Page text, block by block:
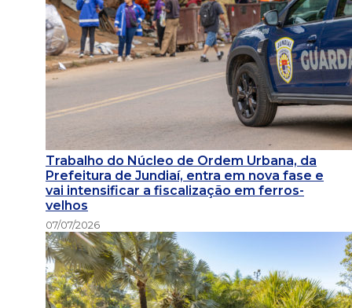
Trabalho do Núcleo de Ordem Urbana, da
Prefeitura de Jundiaí, entra em nova fase e
vai intensificar a fiscalização em ferros-
velhos
07/07/2026